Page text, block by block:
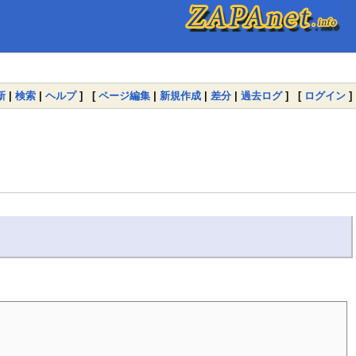
| 検索 | ヘルプ] [ ページ編集 | 新規作成 | 差分 | 過去ログ] [ ログイン ]